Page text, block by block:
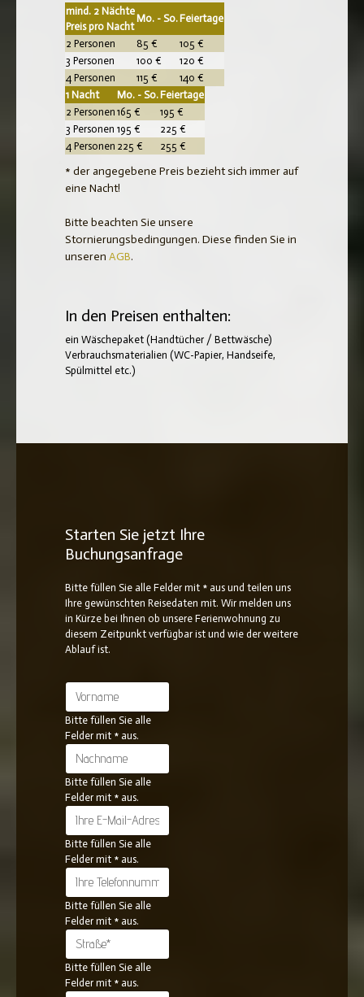
mind. 2 Nächte
Preis pro Nacht
Mo. - So.Feiertage
2 Personen 85 €
105 €
3 Personen
100 €
120 €
4 Personen
115 €
140 €
1 Nacht
Mo. - So.Feiertage
2 Personen 165 €
195 €
3 Personen 195 €
225 €
4 Personen 225 € 255 €
* der angegebene Preis bezieht sich immer auf
eine Nacht!
Bitte beachten Sie unsere
Stornierungsbedingungen. Diese finden Sie in
unseren AGB.
In den Preisen enthalten:
ein Wäschepaket (Handtücher / Bettwäsche)
Verbrauchsmaterialien (WC-Papier, Handseife,
Spülmittel etc.)
Starten Sie jetzt Ihre
Buchungsanfrage
Bitte füllen Sie alle Felder mit * aus und teilen uns
Ihre gewünschten Reisedaten mit. Wir melden uns
in Kürze bei Ihnen ob unsere Ferienwohnung zu
diesem Zeitpunkt verfügbar ist und wie der weitere
Ablauf ist.
Bitte füllen Sie alle
Felder mit * aus.
Bitte füllen Sie alle
Felder mit * aus.
Bitte füllen Sie alle
Felder mit * aus.
Bitte füllen Sie alle
Felder mit * aus.
Bitte füllen Sie alle
Felder mit * aus.